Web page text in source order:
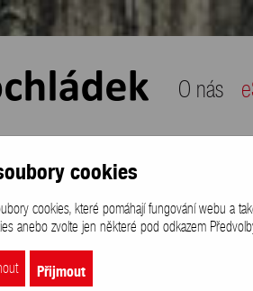
O nás
Přihlášení
eShop>Značky>VIF>VIF
cookies
cookies, které pomáhají fungování webu a
anebo zvolte jen některé pod odkazem
Přijmout